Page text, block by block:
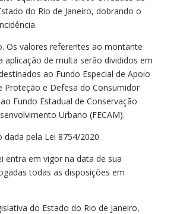
do Rio de Janeiro, dobrando o
Os valores referentes ao montante
aplicação de multa serão divididos em
ao Fundo Especial de Apoio
Proteção e Defesa do Consumidor
Fundo Estadual de Conservação
Urbano (FECAM).
pela Lei 8754/2020.
entra em vigor na data de sua
todas as disposições em
do Estado do Rio de Janeiro,